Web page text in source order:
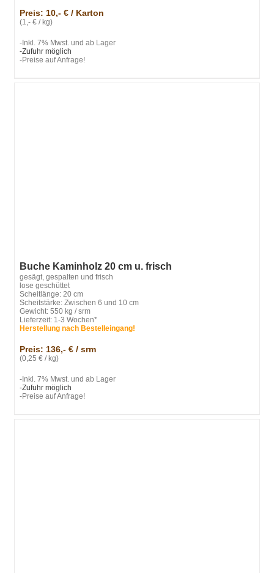
Preis: 10,- € / Karton
(1,- € / kg)
-Inkl. 7% Mwst. und ab Lager
-Zufuhr möglich
-Preise auf Anfrage!
Buche Kaminholz 20 cm u. frisch
gesägt, gespalten und frisch
lose geschüttet
Scheitlänge: 20 cm
Scheitstärke: Zwischen 6 und 10 cm
Gewicht: 550 kg / srm
Lieferzeit: 1-3 Wochen*
Herstellung nach Bestelleingang!
Preis: 136,- € / srm
(0,25 € / kg)
-Inkl. 7% Mwst. und ab Lager
-Zufuhr möglich
-Preise auf Anfrage!